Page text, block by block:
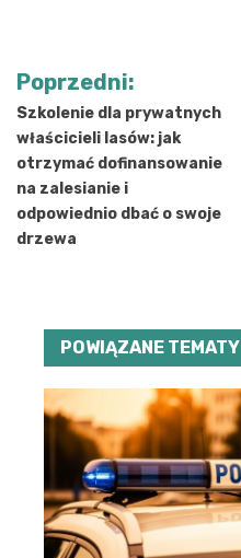
Nawigacja
wpisu
Poprzedni:
Szkolenie dla prywatnych
właścicieli lasów: jak
otrzymać dofinansowanie
na zalesianie i
odpowiednio dbać o swoje
drzewa
POWIĄZANE TEMATY